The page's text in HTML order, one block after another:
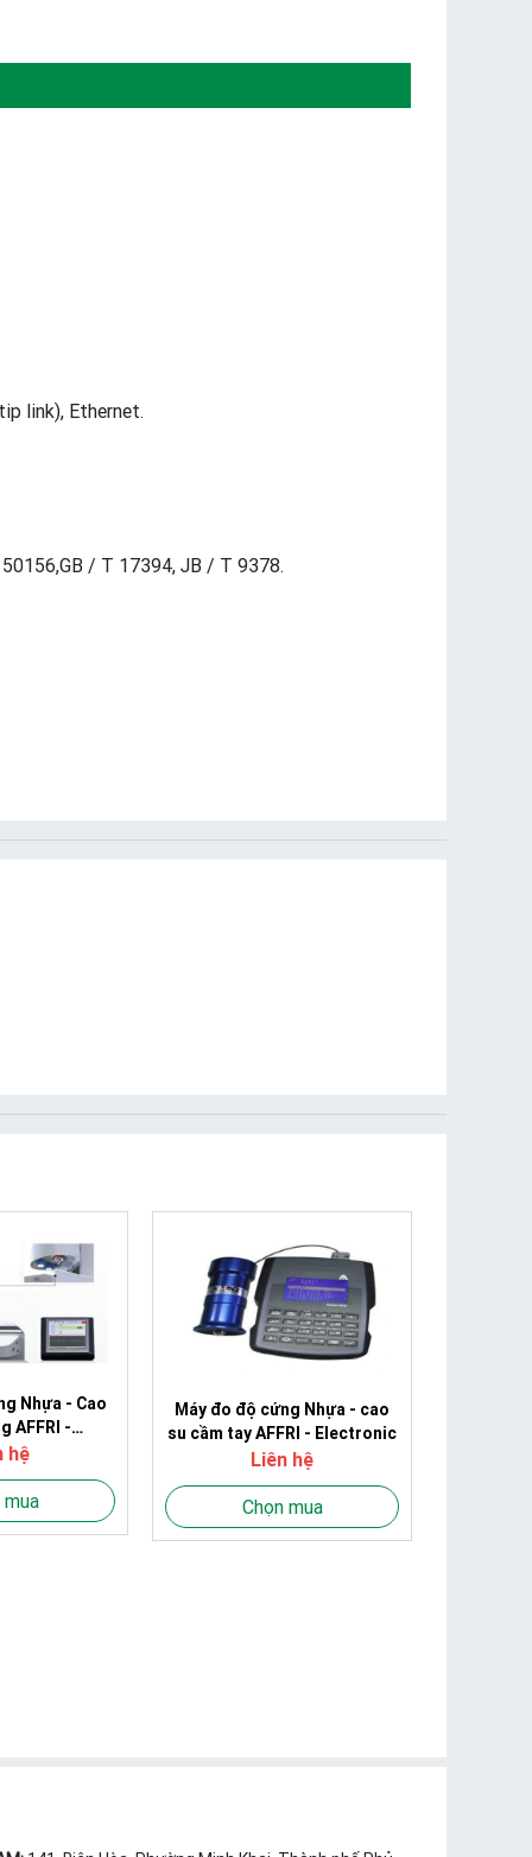
link), Ethernet.
/ T 17394, JB / T 9378.
Nhựa - Cao
AFFRI -
hệ
mua
Máy đo độ cứng Nhựa - cao
su cầm tay AFFRI - Electronic
Liên hệ
Chọn mua